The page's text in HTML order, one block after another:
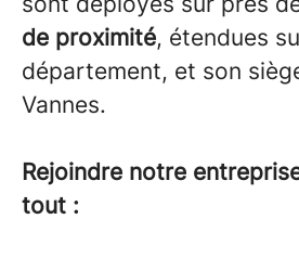
de proximité, étendues
département, et son
Vannes.
Rejoindre notre
tout :